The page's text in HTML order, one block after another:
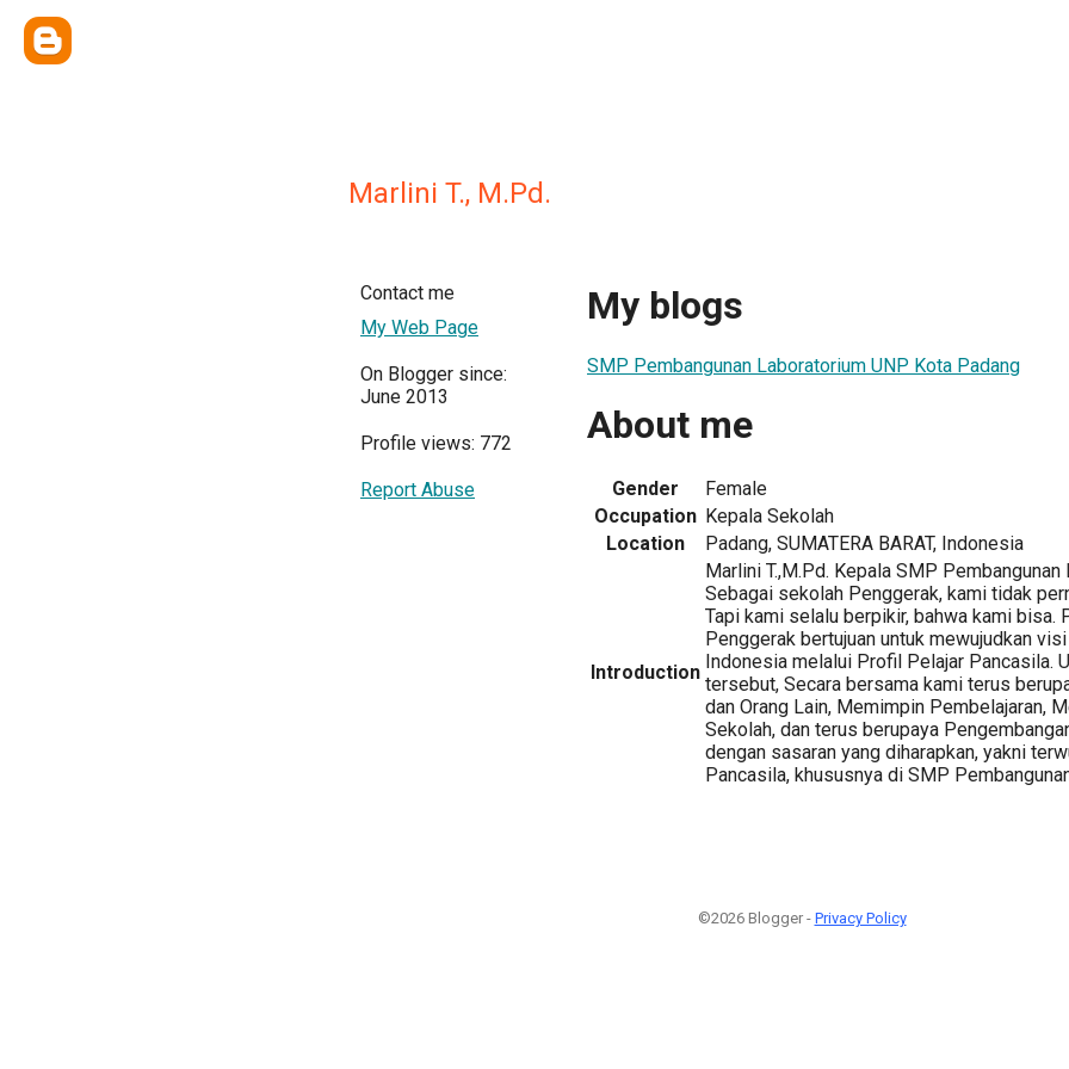
Marlini T., M.Pd.
Contact me
My Web Page
On Blogger since:
June 2013
Profile views: 772
Report Abuse
My blogs
SMP Pembangunan Laboratorium UNP Kota Padang
About me
Gender
Female
Occupation Kepala Sekolah
Location
Padang, SUMATERA BARAT, Indonesia
Introduction
Marlini T.,M.Pd. Kepala SMP Pembangunan
Sebagai sekolah Penggerak, kami tidak
Tapi kami selalu berpikir, bahwa kami bisa.
Penggerak bertujuan untuk mewujudkan
Indonesia melalui Profil Pelajar Pancasila.
tersebut, Secara bersama kami terus
dan Orang Lain, Memimpin Pembelajaran,
Sekolah, dan terus berupaya
dengan sasaran yang diharapkan, yakni
Pancasila, khususnya di SMP
©2026 Blogger - Privacy Policy